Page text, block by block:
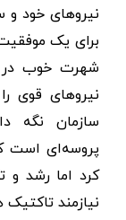
نیروهای خود
برای یک
شهرت خوب در
نیروهای قوی
سازمان نگه
پروسه‌ای است
کرد اما رشد
نیازمند